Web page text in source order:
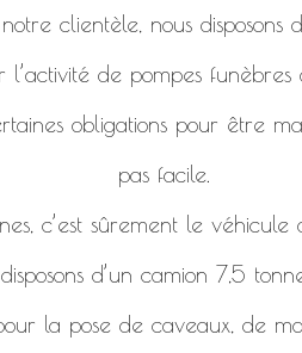
clientèle, nous disposons
l’activité de pompes
obligations pour être
pas facile.
c’est sûrement le
d’un camion 7,5
la pose de caveaux, de